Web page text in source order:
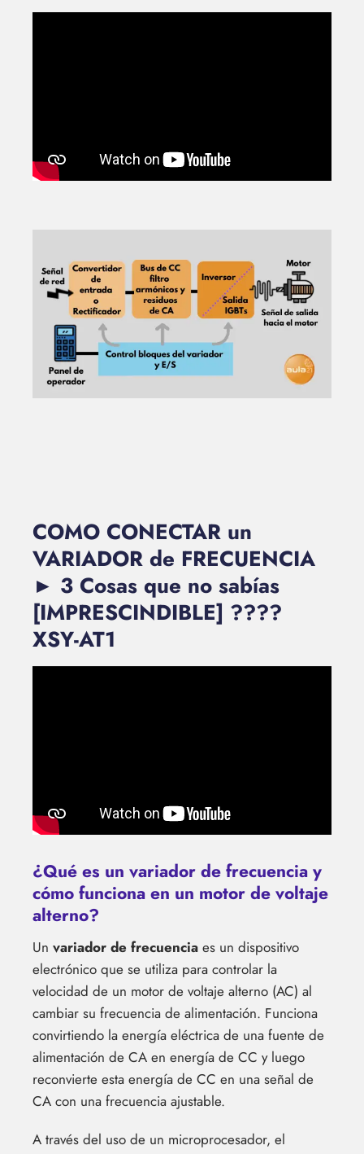
COMO CONECTAR un
VARIADOR de FRECUENCIA
► 3 Cosas que no sabías
[IMPRESCINDIBLE] ????
XSY-AT1
¿Qué es un variador de frecuencia y
cómo funciona en un motor de voltaje
alterno?
Un variador de frecuencia es un dispositivo
electrónico que se utiliza para controlar la
velocidad de un motor de voltaje alterno (AC) al
cambiar su frecuencia de alimentación. Funciona
convirtiendo la energía eléctrica de una fuente de
alimentación de CA en energía de CC y luego
reconvierte esta energía de CC en una señal de
CA con una frecuencia ajustable.
A través del uso de un microprocesador, el